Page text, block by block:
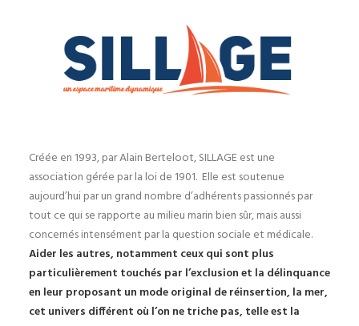
Créée en 1993, par Alain Berteloot, SILLAGE est une
association gérée par la loi de 1901. Elle est soutenue
aujourd’hui par un grand nombre d’adhérents passionnés par
tout ce qui se rapporte au milieu marin bien sûr, mais aussi
concernés intensément par la question sociale et médicale.
Aider les autres, notamment ceux qui sont plus
particulièrement touchés par l’exclusion et la délinquance
en leur proposant un mode original de réinsertion, la mer,
cet univers différent où l’on ne triche pas, telle est la